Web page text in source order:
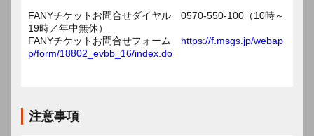
FANYチケットお問合せダイヤル 0570-550-100（10時～
19時／年中無休）
FANYチケットお問合せフォーム https://f.msgs.jp/webap
p/form/18802_evbb_16/index.do
注意事項